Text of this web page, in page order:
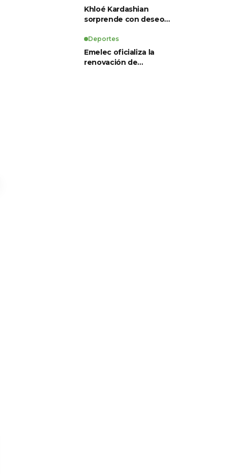
Khloé Kardashian
sorprende con deseo
corporal y revela sus
tratamientos estéticos
Deportes
Emelec oficializa la
renovación de